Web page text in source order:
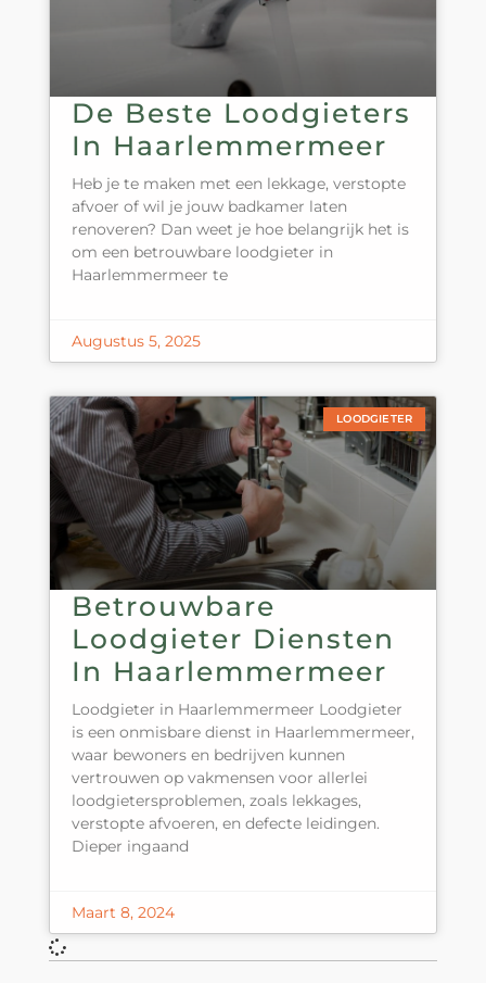
De Beste Loodgieters
In Haarlemmermeer
Heb je te maken met een lekkage, verstopte
afvoer of wil je jouw badkamer laten
renoveren? Dan weet je hoe belangrijk het is
om een betrouwbare loodgieter in
Haarlemmermeer te
Augustus 5, 2025
LOODGIETER
Betrouwbare
Loodgieter Diensten
In Haarlemmermeer
Loodgieter in Haarlemmermeer Loodgieter
is een onmisbare dienst in Haarlemmermeer,
waar bewoners en bedrijven kunnen
vertrouwen op vakmensen voor allerlei
loodgietersproblemen, zoals lekkages,
verstopte afvoeren, en defecte leidingen.
Dieper ingaand
Maart 8, 2024